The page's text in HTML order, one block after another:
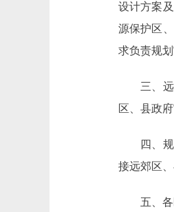
设计方案
源保护区
求负责规
三、远郊
区、县政
四、规划
接远郊区
五、各区